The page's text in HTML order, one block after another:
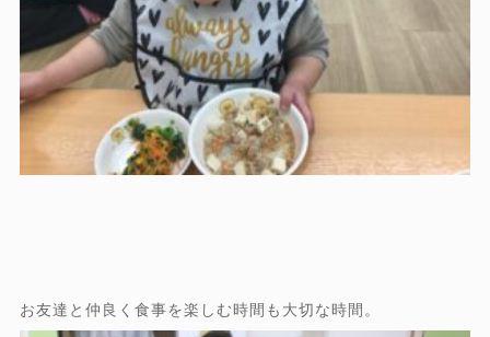
お友達と仲良く食事を楽しむ時間も大切な時間。